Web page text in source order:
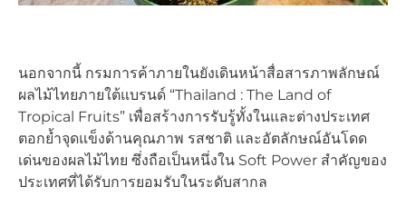
นอกจากนี้ กรมการค้าภายในยังเดินหน้าสื่อสารภาพลักษณ์
ผลไม้ไทยภายใต้แบรนด์ “Thailand : The Land of
Tropical Fruits” เพื่อสร้างการรับรู้ทั้งในและต่างประเทศ
ตอกย้ำจุดแข็งด้านคุณภาพ รสชาติ และอัตลักษณ์อันโดด
เด่นของผลไม้ไทย ซึ่งถือเป็นหนึ่งใน Soft Power สำคัญของ
ประเทศที่ได้รับการยอมรับในระดับสากล